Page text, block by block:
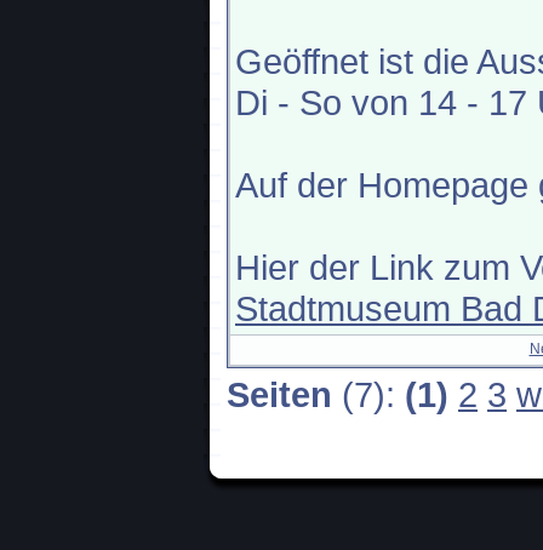
Geöffnet ist die
Di - So von 14 - 17
Auf der Homepage
Hier der Link zum
Stadtmuseum Bad
Seiten (7): (1) 2 3